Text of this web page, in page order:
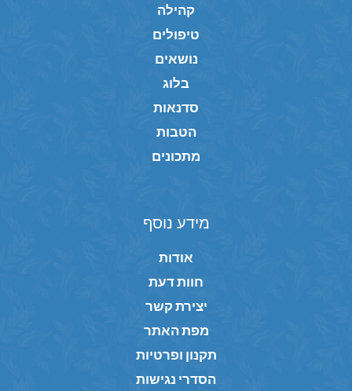
קהילה
טיפולים
נושאים
בלוג
סדנאות
הטבות
מתכונים
מידע נוסף
אודות
חוות דעת
יצירת קשר
מפת האתר
תקנון ופרטיות
הסדרי נגישות